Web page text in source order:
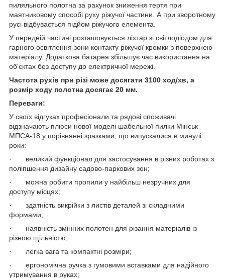
пиляльного полотна за рахунок зниження тертя при
маятниковому способі руху ріжучої частини. А при зворотному
русі відбувається підйом ріжучого елемента.
У передній частині розташовується ліхтар зі світлодіодом для
гарного освітлення зони контакту ріжучої кромки з поверхнею
матеріалу. Додаткова батарея збільшує час використання на
об'єктах без доступу до електричної мережі.
Частота рухів при різі може досягати 3100 ход/хв, а
розмір ходу полотна досягає 20 мм.
Переваги:
У своїх відгуках професіонали та рядові споживачі
відзначають плюси нової моделі шабельної пилки Мінськ
МПСА-18 у порівнянні зразками, що випускалися в минулі
роки:
· великий функціонал для застосування в різних роботах з
поліпшення дизайну садово-паркових зон;
· можна робити пропили у найбільш незручних для
доступу місцях;
· здатність викрійки з листів деталей зі складними
формами;
· наявність змінних полотен для різання матеріалів із
різною щільністю;
· легка вага та компактні розміри;
· ергономічна ручка з гумовими вставками для надійного
утримування в руках;